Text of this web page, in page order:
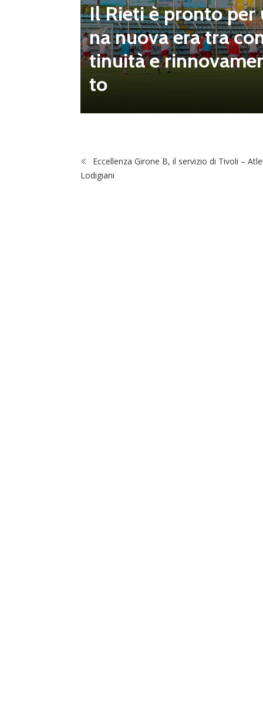
Il Rieti è pronto per
na nuova era tra
tinuità e
to
Eccellenza Girone B, il servizio di Tivoli –
Lodigiani